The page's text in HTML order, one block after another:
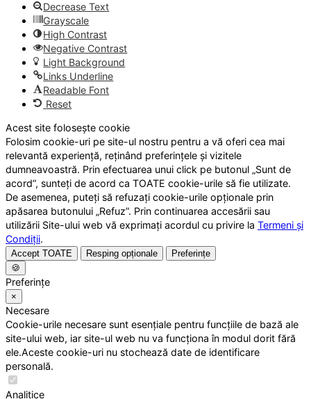
Decrease Text
Grayscale
High Contrast
Negative Contrast
Light Background
Links Underline
Readable Font
Reset
Acest site folosește cookie
Folosim cookie-uri pe site-ul nostru pentru a vă oferi cea mai
relevantă experiență, reținând preferințele și vizitele
dumneavoastră. Prin efectuarea unui click pe butonul „Sunt de
acord”, sunteți de acord ca TOATE cookie-urile să fie utilizate.
De asemenea, puteți să refuzați cookie-urile opționale prin
apăsarea butonului „Refuz”. Prin continuarea accesării sau
utilizării Site-ului web vă exprimați acordul cu privire la Termeni și
Condiții.
Accept TOATE Resping opționale
Preferințe
🍪
Preferințe
×
Necesare
Cookie-urile necesare sunt esențiale pentru funcțiile de bază ale
site-ului web, iar site-ul web nu va funcționa în modul dorit fără
ele.Aceste cookie-uri nu stochează date de identificare
personală.
Analitice